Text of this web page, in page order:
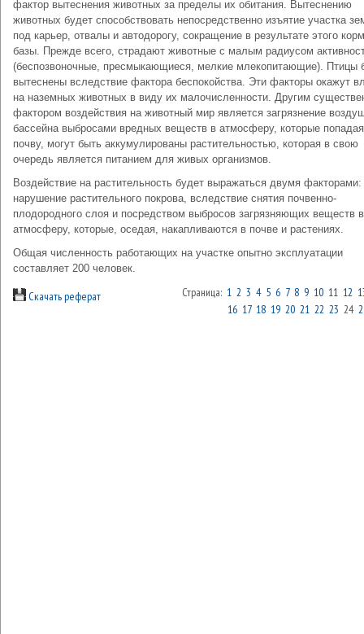
фактор вытеснения животных за пределы их обитания. Вытеснению
животных будет способствовать непосредственно изъятие участка
под карьер, отвалы и автодорогу, сокращение в результате этого
базы. Прежде всего, страдают животные с малым радиусом
(беспозвоночные, пресмыкающиеся, мелкие млекопитающие). Птицы
вытеснены вследствие фактора беспокойства. Эти факторы окажут
на наземных животных в виду их малочисленности. Другим
фактором воздействия на животный мир является загрязнение
бассейна выбросами вредных веществ в атмосферу, которые
почву, могут быть аккумулированы растительностью, которая в свою
очередь является питанием для живых организмов.
Воздействие на растительность будет выражаться двумя факторами:
нарушение растительного покрова, вследствие снятия почвенно-
плодородного слоя и посредством выбросов загрязняющих веществ в
атмосферу, которые, оседая, накапливаются в почве и растениях.
Общая численность работающих на участке опытно эксплуатации
составляет 200 человек.
Скачать реферат Страница: 1 2 3 4 5 6 7 8 9 10 11 12
16 17 18 19 20 21 22 23 24